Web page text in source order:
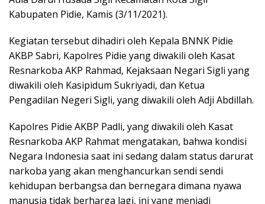
Kabupaten Pidie, Kamis (3/11/2021).
Kegiatan tersebut dihadiri oleh Kepala BNNK Pidie
AKBP Sabri, Kapolres Pidie yang diwakili oleh Kasat
Resnarkoba AKP Rahmad, Kejaksaan Negari Sigli yang
diwakili oleh Kasipidum Sukriyadi, dan Ketua
Pengadilan Negeri Sigli, yang diwakili oleh Adji Abdillah.
Kapolres Pidie AKBP Padli, yang diwakili oleh Kasat
Resnarkoba AKP Rahmat mengatakan, bahwa kondisi
Negara Indonesia saat ini sedang dalam status darurat
narkoba yang akan menghancurkan sendi sendi
kehidupan berbangsa dan bernegara dimana nyawa
manusia tidak berharga lagi, ini yang menjadi